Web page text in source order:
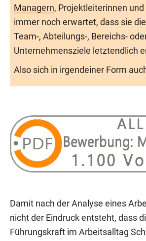
Managern, Projektleiterinnen
immer noch erwartet, dass sie
Team-, Abteilungs-, Bereichs-
Unternehmensziele letztendlich
Also sich in irgendeiner Form
Damit nach der Analyse eines
nicht der Eindruck entsteht, dass
Führungskraft im Arbeitsalltag